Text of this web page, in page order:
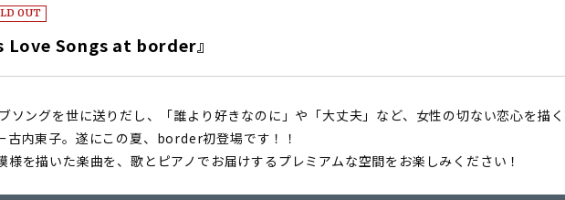
OUT
Love Songs at border』
ソングを世に送りだし、「誰より好きなのに」や「大丈夫」など、女性の切ない恋心を描
古内東子。遂にこの夏、border初登場です！！
様を描いた楽曲を、歌とピアノでお届けするプレミアムな空間をお楽しみください！